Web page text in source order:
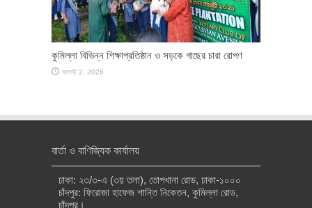
কুমিল্লা বিভিন্ন শিক্ষাপ্রতিষ্ঠান ও সড়কে গাছের চারা রোপণ
আগস্ট 2, 2026
বার্তা ও বাণিজ্যিক কার্যালয়
ঢাকা: ২৩/৩-এ (৩য় তলা), তোপখানা রোড, ঢাকা-১০০০
চাঁদপুর: ফিরোজা হাফেজ শান্তি নিকেতন, কুমিল্লা রোড,
চাঁদপুর।